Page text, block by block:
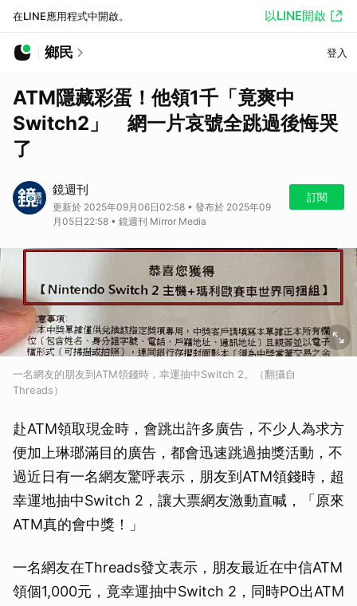
在LINE應用程式中開啟。 以LINE開啟
鄉民 登入
ATM隱藏彩蛋！他領1千「竟爽中
Switch2」 網一片哀號全跳過後悔哭
了
鏡週刊
更新於 2025年09月06日02:58 • 發布於 2025年09
月05日22:58 • 鏡週刊 Mirror Media
訂閱
一名網友的朋友到ATM領錢時，幸運抽中Switch 2。（翻攝自
Threads）
赴ATM領取現金時，會跳出許多廣告，不少人為求方
便加上琳瑯滿目的廣告，都會迅速跳過抽獎活動，不
過近日有一名網友驚呼表示，朋友到ATM領錢時，超
幸運地抽中Switch 2，讓大票網友激動直喊，「原來
ATM真的會中獎！」
一名網友在Threads發文表示，朋友最近在中信ATM
領個1,000元，竟幸運抽中Switch 2，同時PO出ATM